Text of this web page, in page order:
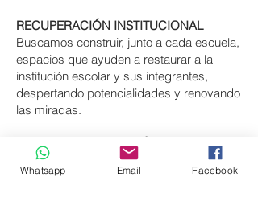
RECUPERACIÓN INSTITUCIONAL
Buscamos construir, junto a cada escuela,
espacios que ayuden a restaurar a la
institución escolar y sus integrantes,
despertando potencialidades y renovando
las miradas.
TALLERES DE REFLEXIÓN Y TRABAJO
Son espacios para conectarse y analizar
diversas situaciones. Pueden estar
Whatsapp Email Facebook